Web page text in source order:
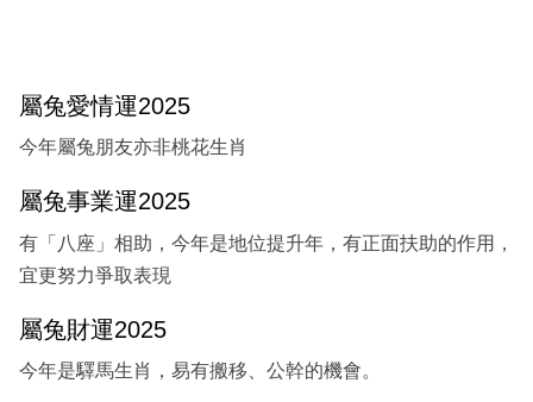
屬兔愛情運2025
今年屬兔朋友亦非桃花生肖
屬兔事業運2025
有「八座」相助，今年是地位提升年，有正面扶助的作用，
宜更努力爭取表現
屬兔財運2025
今年是驛馬生肖，易有搬移、公幹的機會。